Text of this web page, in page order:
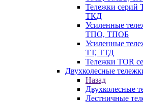
Тележки
ТКД
Усиленные
ТПО, ТПОБ
Усиленные
ТТ, ТТД
Тележки TOR
Двухколесные
Назад
Двухколесные
Лестничные